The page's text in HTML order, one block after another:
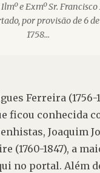
e Exmº Sr.
por provisão de 6
1758...
Ferreira
ficou conhecida
Joaquim
(1760-1847), a
no portal. Além